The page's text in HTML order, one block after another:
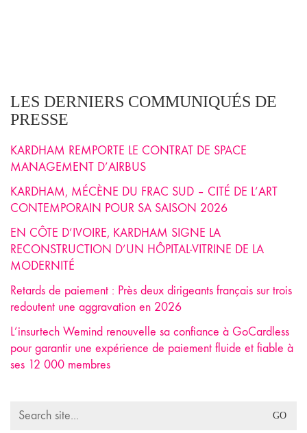
LES DERNIERS COMMUNIQUÉS DE
PRESSE
KARDHAM REMPORTE LE CONTRAT DE SPACE
MANAGEMENT D’AIRBUS
KARDHAM, MÉCÈNE DU FRAC SUD – CITÉ DE L’ART
CONTEMPORAIN POUR SA SAISON 2026
EN CÔTE D’IVOIRE, KARDHAM SIGNE LA
RECONSTRUCTION D’UN HÔPITAL-VITRINE DE LA
MODERNITÉ
Retards de paiement : Près deux dirigeants français sur trois
redoutent une aggravation en 2026
L’insurtech Wemind renouvelle sa confiance à GoCardless
pour garantir une expérience de paiement fluide et fiable à
ses 12 000 membres
Search